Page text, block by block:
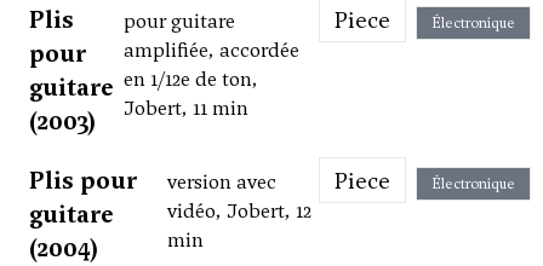
Plis
pour
guitare
(2003)
pour guitare
amplifiée, accordée
en 1/12e de ton,
Jobert, 11 min
Piece Électronique
Plis pour
guitare
(2004)
version avec
vidéo, Jobert, 12
min
Piece Électronique